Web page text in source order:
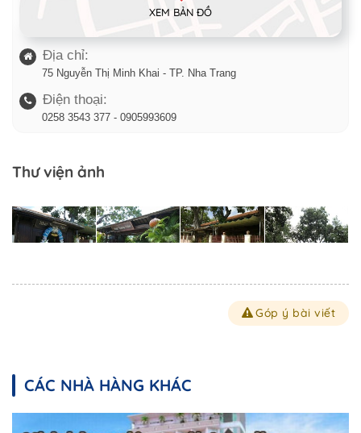
XEM BẢN ĐỒ
Địa chỉ:
75 Nguyễn Thị Minh Khai - TP. Nha Trang
Điện thoại:
0258 3543 377 - 0905993609
Thư viện ảnh
Góp ý bài viết
CÁC NHÀ HÀNG KHÁC